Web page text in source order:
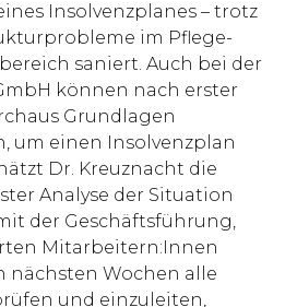
Insolvenzplanes – trotz
im Pflege-
saniert. Auch bei der
können nach erster
Grundlagen
um einen Insolvenzplan
Dr. Kreuznacht die
Analyse der Situation
der Geschäftsführung,
Mitarbeitern:Innen
nächsten Wochen alle
und einzuleiten,